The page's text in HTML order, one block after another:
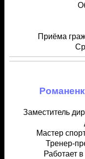
Приёма
Заместитель
Мастер
Тренер-
Работает